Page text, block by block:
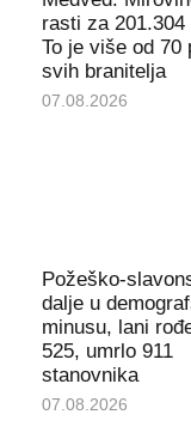
rasti za 201.304
To je više od 70
svih branitelja
07.08.2026
Požeško-
dalje u
minusu, lani
525, umrlo 911
stanovnika
07.08.2026